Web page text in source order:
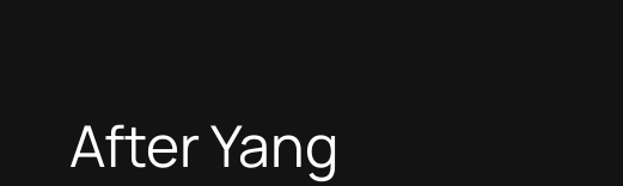
After Yang